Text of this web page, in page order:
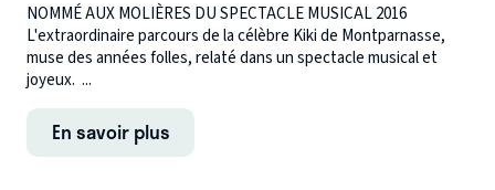
NOMMÉ AUX MOLIÈRES DU SPECTACLE MUSICAL 2016
L'extraordinaire parcours de la célèbre Kiki de Montparnasse,
muse des années folles, relaté dans un spectacle musical et
joyeux. ...
En savoir plus